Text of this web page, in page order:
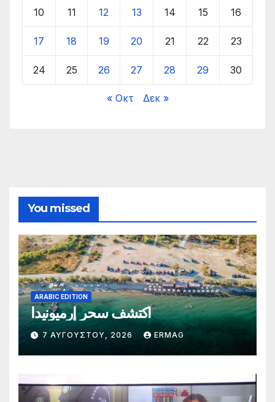
10 11 12 13 14 15 16
17 18 19 20 21 22 23
24 25 26 27 28 29 30
« Οκτ Δεκ »
You missed
ARABIC EDITION
اكتشف سحر إرميونيدا
7 ΑΥΓΟΎΣΤΟΥ, 2026 ERMAG